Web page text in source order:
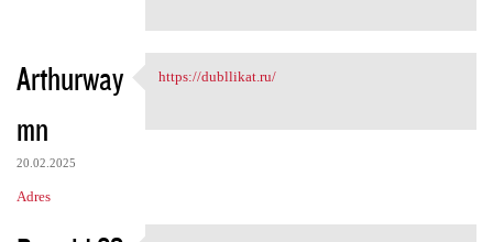
Arthurway
mn
20.02.2025
Adres
https://dubllikat.ru/
https://dubllikat.ru/